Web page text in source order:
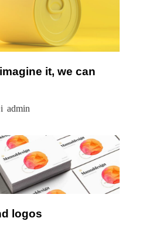
it, we can
admin
logos